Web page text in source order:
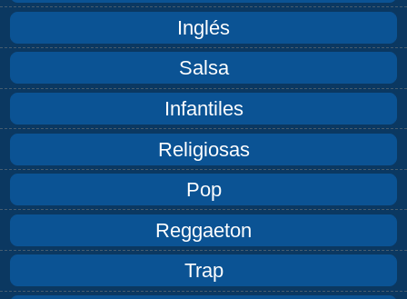
Inglés
Salsa
Infantiles
Religiosas
Pop
Reggaeton
Trap